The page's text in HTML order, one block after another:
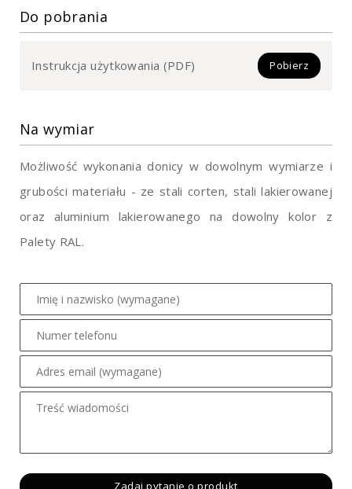
Do pobrania
Instrukcja użytkowania (PDF) Pobierz
Na wymiar
Możliwość wykonania donicy w dowolnym wymiarze i
grubości materiału - ze stali corten, stali lakierowanej
oraz aluminium lakierowanego na dowolny kolor z
Palety RAL.